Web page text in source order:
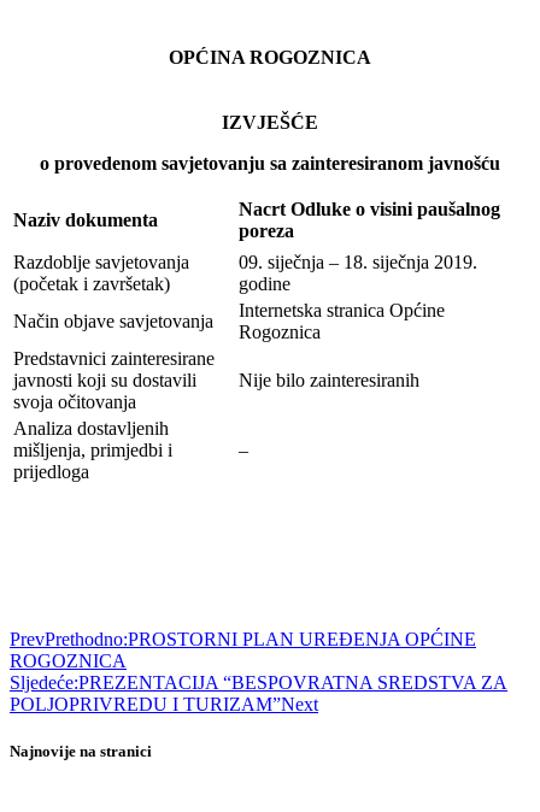
OPĆINA ROGOZNICA
IZVJEŠĆE
o provedenom savjetovanju sa zainteresiranom javnošću
Naziv dokumenta
Nacrt Odluke o visini paušalnog
poreza
Razdoblje savjetovanja
(početak i završetak)
09. siječnja – 18. siječnja 2019.
godine
Način objave savjetovanja
Internetska stranica Općine
Rogoznica
Predstavnici zainteresirane
javnosti koji su dostavili
svoja očitovanja
Nije bilo zainteresiranih
Analiza dostavljenih
mišljenja, primjedbi i
prijedloga
–
PrevPrethodno:PROSTORNI PLAN UREĐENJA OPĆINE
ROGOZNICA
Sljedeće:PREZENTACIJA “BESPOVRATNA SREDSTVA ZA
POLJOPRIVREDU I TURIZAM”Next
Najnovije na stranici